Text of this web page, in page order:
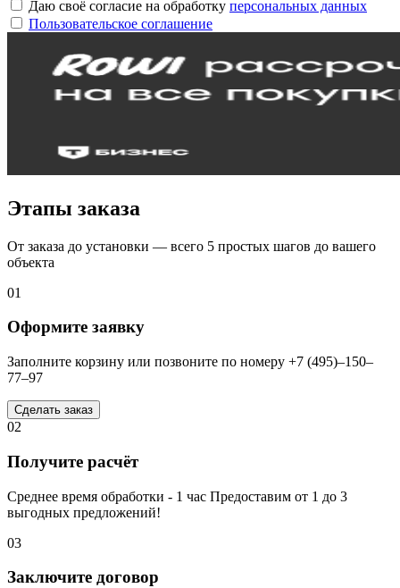
Даю своё согласие на обработку персональных данных
Пользовательское соглашение
Этапы заказа
От заказа до установки — всего 5 простых шагов до вашего
объекта
01
Оформите заявку
Заполните корзину или позвоните по номеру +7 (495)–150–
77–97
Сделать заказ
02
Получите расчёт
Среднее время обработки - 1 час Предоставим от 1 до 3
выгодных предложений!
03
Заключите договор